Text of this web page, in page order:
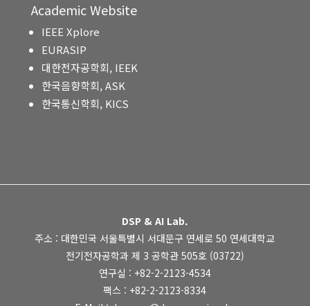
Academic Website
IEEE Xplore
EURASIP
대한전자공학회, IEEK
한국음향학회, ASK
한국통신학회, KICS
DSP & AI Lab.
주소 : 대한민국 서울특별시 서대문구 연세로 50 연세대학교
전기전자공학과 제 3 공학관 505호 (03722)
연구실 : +82-2-2123-4534
팩스 : +82-2-2123-8334